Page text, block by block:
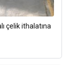
çelik ithalatına